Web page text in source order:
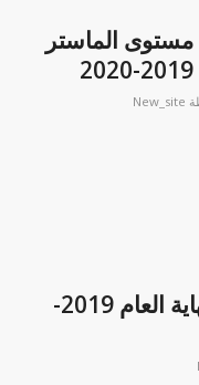
الماستر
New_site
انشاء واطلاق خلية محلية لنهاية العام 2019-